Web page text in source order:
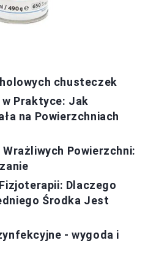
chusteczek
w Praktyce: Jak
na Powierzchniach
Powierzchni:
Dlaczego
Środka Jest
- wygoda i